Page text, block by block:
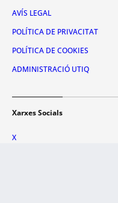
AVÍS LEGAL
POLÍTICA DE PRIVACITAT
POLÍTICA DE COOKIES
ADMINISTRACIÓ UTIQ
Xarxes Socials
X